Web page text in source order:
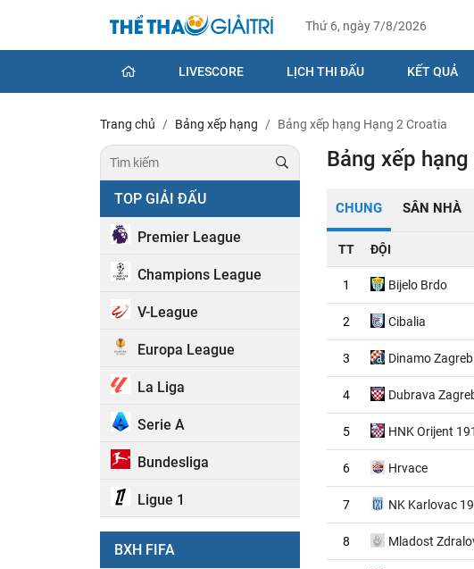
Thứ 6, ngày 7/8/2026
LIVESCORE LỊCH THI ĐẤU KẾT QUẢ
Trang chủ Bảng xếp hạng Bảng xếp hạng Hạng 2 Croatia
TOP GIẢI ĐẤU
Premier League
Champions League
V-League
Europa League
La Liga
Serie A
Bundesliga
Ligue 1
BXH FIFA
Bảng xếp
CHUNG SÂN NHÀ
TT ĐỘI
1 Bijelo Brdo
2 Cibalia
3 Dinamo Zagreb
4 Dubrava
5 HNK Orijent
6 Hrvace
7 NK Karlovac
8 Mladost